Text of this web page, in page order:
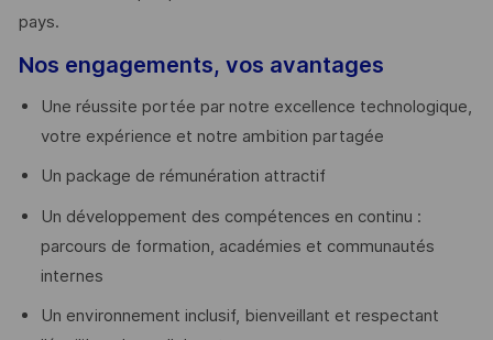
pays. ​
Nos engagements, vos avantages
Une réussite portée par notre excellence technologique,
votre expérience et notre ambition partagée
Un package de rémunération attractif
Un développement des compétences en continu :
parcours de formation, académies et communautés
internes
Un environnement inclusif, bienveillant et respectant